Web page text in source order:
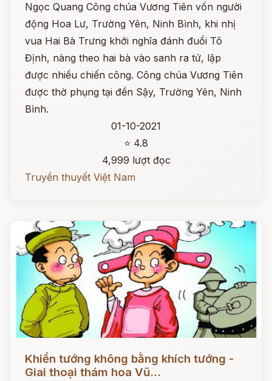
Ngọc Quang Công chúa Vương Tiên vốn người
động Hoa Lư, Trường Yên, Ninh Bình, khi nhị
vua Hai Bà Trưng khởi nghĩa đánh đuổi Tô
Định, nàng theo hai bà vào sanh ra tử, lập
được nhiều chiến công. Công chúa Vương Tiên
được thờ phụng tại đền Sậy, Trường Yên, Ninh
Bình.
01-10-2021
⭐ 4.8
4,999 lượt đọc
Truyền thuyết Việt Nam
Đọc ngay
Khiển tướng không bằng khích tướng -
Giai thoại thám hoa Vũ...